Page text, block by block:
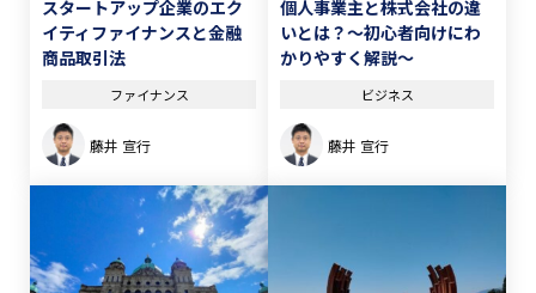
スタートアップ企業のエク
イティファイナンスと金融
商品取引法
ファイナンス
藤井 宣行
個人事業主と株式会社の違
いとは？～初心者向けにわ
かりやすく解説～
ビジネス
藤井 宣行